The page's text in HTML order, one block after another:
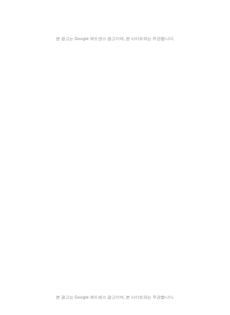
본 광고는 Google 애드센스 광고이며, 본 사이트와는 무관합니다.
본 광고는 Google 애드센스 광고이며, 본 사이트와는 무관합니다.